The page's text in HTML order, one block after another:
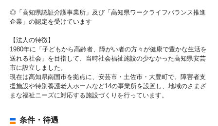
◎「高知県認証介護事業所」及び「高知県ワークライフバランス推進
企業」の認定を受けています
【法人の特徴】
1980年に「子どもから高齢者、障がい者の方々が健康で豊かな生活を
送れる社会」を目指して、当時社会福祉施設の少なかった高知県安芸
市に設立しました。
現在は高知県南国市を拠点に、安芸市・土佐市・大豊町で、障害者支
援施設や特別養護老人ホームなど14の事業所を設置し、地域のさまざ
まな福祉ニーズに対応する施設づくりを行っています。
条件・待遇